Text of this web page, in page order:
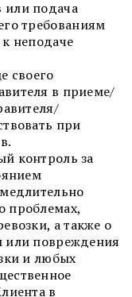
или подача
требованиям
неподаче
своего
в приеме/
при
контроль за
проблемах,
а также о
или повреждения
и любых
в